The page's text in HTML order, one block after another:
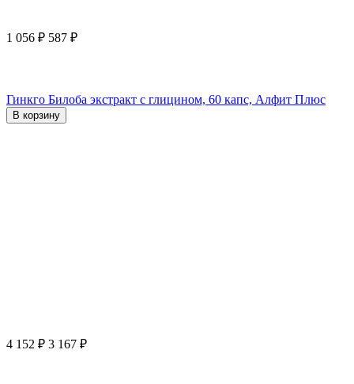
1 056 ₽ 587 ₽
Гинкго Билоба экстракт с глицином, 60 капс, Алфит Плюс
В корзину
4 152 ₽ 3 167 ₽